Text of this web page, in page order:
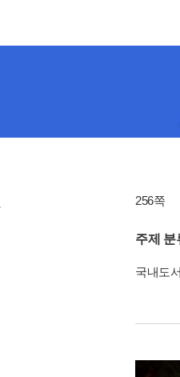
256쪽
주제 분
국내도